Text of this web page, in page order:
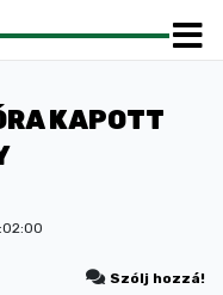
KAPOTT
Szólj hozzá!